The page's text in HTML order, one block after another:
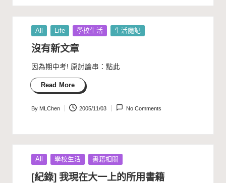
Posted
in
All Life 學校生活 生活隨記
沒有新文章
因為期中考! 原討論串：點此
Read More
Posted
By MLChen 2005/11/03 No Comments
Posted
All 學校生活 書籍相關
[紀錄] 我現在大一上的所用書籍